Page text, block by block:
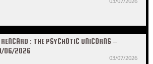
RENCARD : THE PSYCHOTIC UNICORNS –
06/2026
03/07/2026